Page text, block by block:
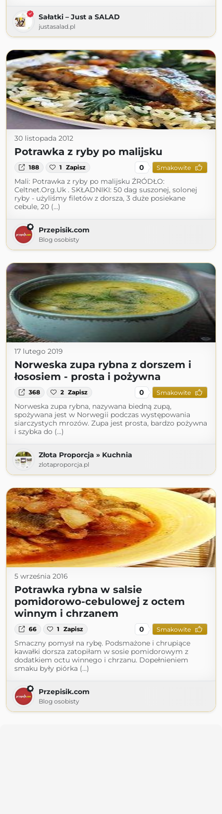
Sałatki – Just a SALAD
justasalad.pl
30 listopada 2012
Potrawka z ryby po malijsku
188 1 Zapisz 0 Smakowite
Mali: Potrawka z ryby po malijsku ŹRÓDŁO:
Celtnet.Org.Uk . SKŁADNIKI: 50 dag suszonej, solonej
ryby - użyliśmy filetów z dorsza, 3 duże posiekane
cebule, 20 (...)
Przepisik.com
Blog osobisty
17 lutego 2019
Norweska zupa rybna z dorszem i
łososiem - prosta i pożywna
368 2 Zapisz 0 Smakowite
Norweska zupa rybna, nazywana biedną zupą,
spożywana jest w Norwegii podczas występowania
siarczystych mrozów. Zupa jest prosta, bardzo pożywna
i szybka do (...)
Złota Proporcja » Kuchnia
zlotaproporcja.pl
5 września 2016
Potrawka rybna w salsie
pomidorowo-cebulowej z octem
winnym i chrzanem
66 1 Zapisz 0 Smakowite
Smaczny pomysł na rybę. Podsmażone i chrupiące
kawałki dorsza zatopiłam w sosie pomidorowym z
dodatkiem octu winnego i chrzanu. Dopełnieniem
smaku były piórka (...)
Przepisik.com
Blog osobisty